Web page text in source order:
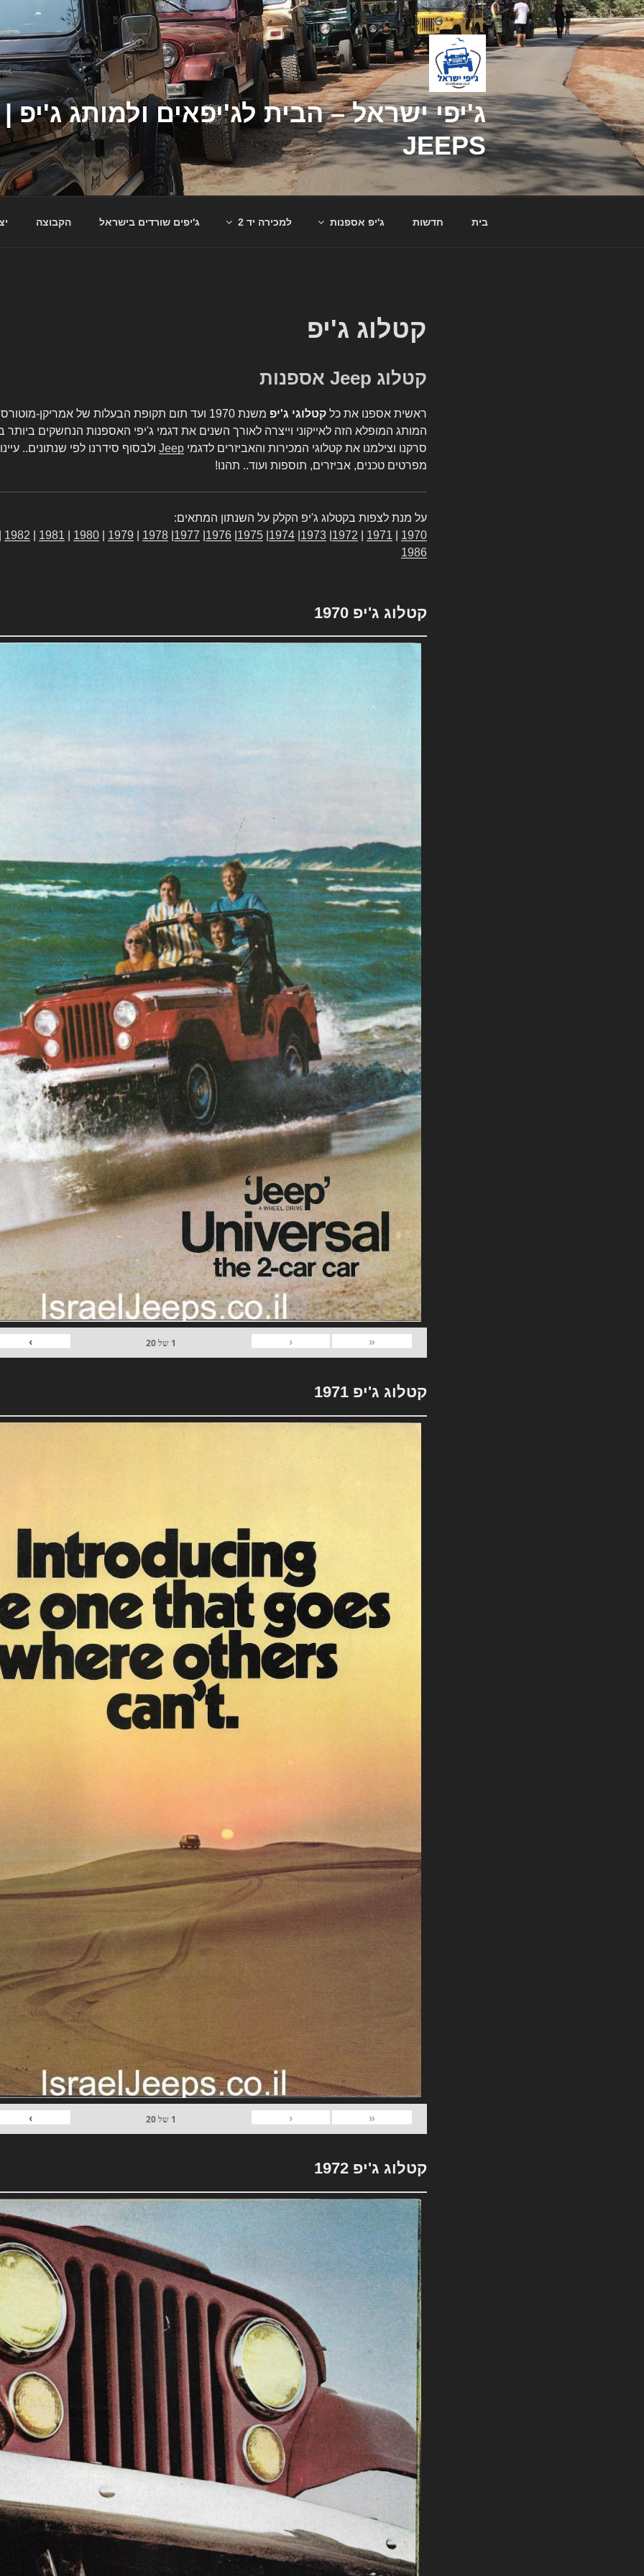
דילוג
לתוכן
JEEPS
בית חדשות ג'יפ אספנות למכירה יד 2 ג'יפים שורדים בישראל הקבוצה
קטלוג ג'יפ
קטלוג Jeep אספנות
ראשית אספנו את כל קטלוגי ג'יפ
משנת 1970 ועד תום תקופת הבעלות של אמריקן-
המותג המופלא הזה לאייקוני וייצרה לאורך השנים את דגמי ג'יפי האספנות הנחשקים
סרקנו וצילמנו את קטלוגי המכירות והאביזרים לדגמי Jeep ולבסוף סידרנו לפי שנתונים..
מפרטים טכנים, אביזרים, תוספות ועוד.. תהנו!
על מנת לצפות בקטלוג ג'יפ הקלק על השנתון המתאים:
1970
1971
1972
1973
1974
1975
1976
1977
1978
1979
1980
1981
1982
1986
קטלוג ג'יפ 1970
«
‹
1 של20
›
קטלוג ג'יפ 1971
«
‹
1 של20
›
קטלוג ג'יפ 1972